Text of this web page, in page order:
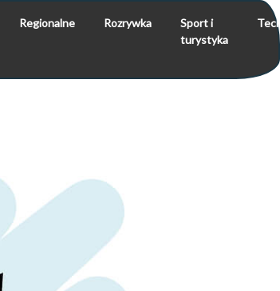
Regionalne Rozrywka
Sport i
turystyka